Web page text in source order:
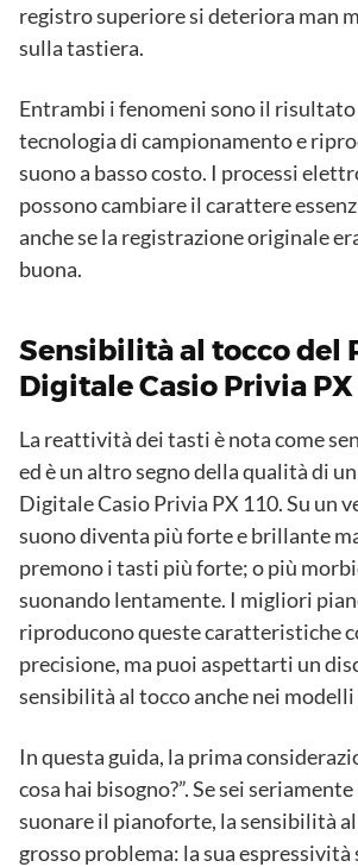
registro superiore si deteriora man
sulla tastiera.
Entrambi i fenomeni sono il risultato
tecnologia di campionamento e
suono a basso costo. I processi
possono cambiare il carattere
anche se la registrazione originale
buona.
Sensibilità al tocco del
Digitale Casio Privia PX
La reattività dei tasti è nota come
ed è un altro segno della qualità di
Digitale Casio Privia PX 110. Su un
suono diventa più forte e brillante
premono i tasti più forte; o più
suonando lentamente. I migliori
riproducono queste caratteristiche
precisione, ma puoi aspettarti un
sensibilità al tocco anche nei
In questa guida, la prima
cosa hai bisogno?”. Se sei
suonare il pianoforte, la sensibilità
grosso problema: la sua